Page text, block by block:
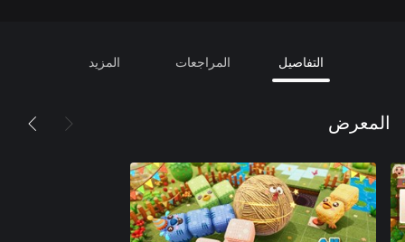
التفاصيل المراجعات المزيد
المعرض